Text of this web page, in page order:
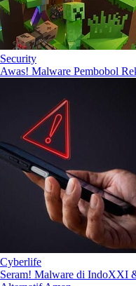
Security
Awas! Malware Pembobol
Cyberlife
Seram! Malware di IndoXXI